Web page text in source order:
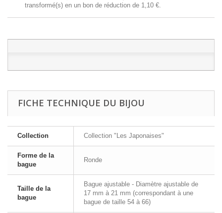
transformé(s) en un bon de réduction de 1,10 €.
FICHE TECHNIQUE DU BIJOU
Collection Collection "Les Japonaises"
Forme de la
bague
Ronde
Taille de la
bague
Bague ajustable - Diamètre ajustable de
17 mm à 21 mm (correspondant à une
bague de taille 54 à 66)